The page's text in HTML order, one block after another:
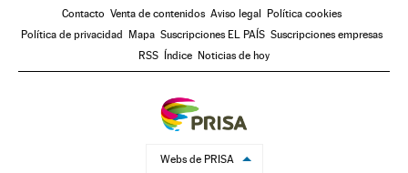
Contacto Venta de contenidos Aviso legal Política cookies
Política de privacidad Mapa Suscripciones EL PAÍS Suscripciones empresas
RSS Índice Noticias de hoy
Webs de PRISA